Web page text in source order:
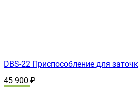
DBS-22 Приспособление для
45 900 ₽